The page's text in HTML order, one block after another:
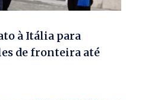
à Itália para
de fronteira até